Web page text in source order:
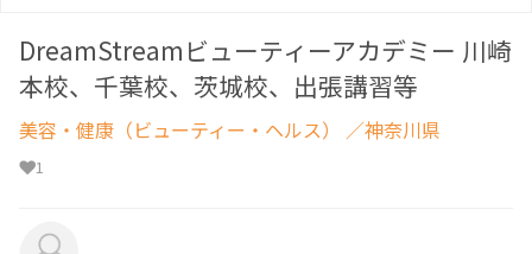
DreamStreamビューティーアカデミー 川崎
本校、千葉校、茨城校、出張講習等
美容・健康（ビューティー・ヘルス） ／神奈川県
1